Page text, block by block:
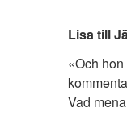
Lisa till
«Och
Vad